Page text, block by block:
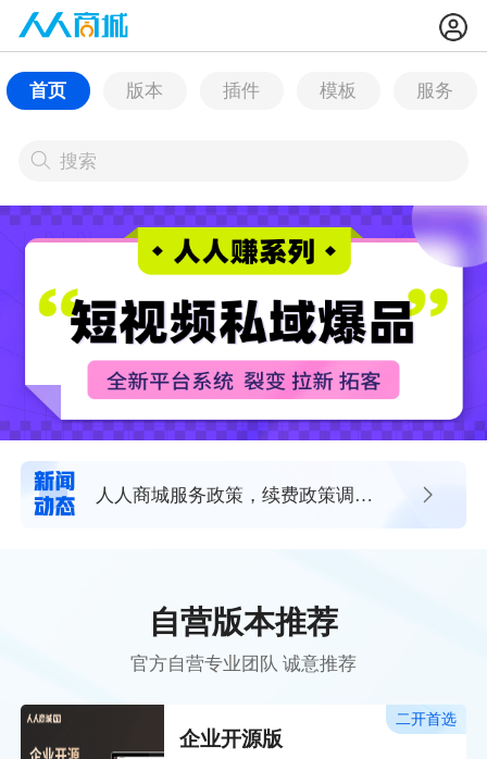
首页 版本 插件 模板 服务
搜索
搜索
人人商城服务政策，续费政策调整
自营版本推荐
官方自营专业团队 诚意推荐
企业开源版
二开首选